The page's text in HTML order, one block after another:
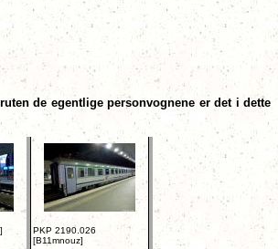
de egentlige personvognene er det i dette
PKP 2190.026
[B11mnouz]